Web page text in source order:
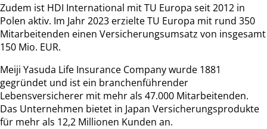
Zudem ist HDI International mit TU Europa seit 2012 in
Polen aktiv. Im Jahr 2023 erzielte TU Europa mit rund 350
Mitarbeitenden einen Versicherungsumsatz von insgesamt
150 Mio. EUR.
Meiji Yasuda Life Insurance Company wurde 1881
gegründet und ist ein branchenführender
Lebensversicherer mit mehr als 47.000 Mitarbeitenden.
Das Unternehmen bietet in Japan Versicherungsprodukte
für mehr als 12,2 Millionen Kunden an.